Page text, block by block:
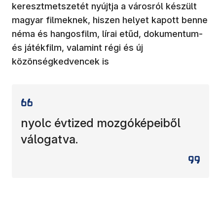
keresztmetszetét nyújtja a városról készült
magyar filmeknek, hiszen helyet kapott benne
néma és hangosfilm, lírai etűd, dokumentum-
és játékfilm, valamint régi és új
közönségkedvencek is
nyolc évtized mozgóképeiből
válogatva.